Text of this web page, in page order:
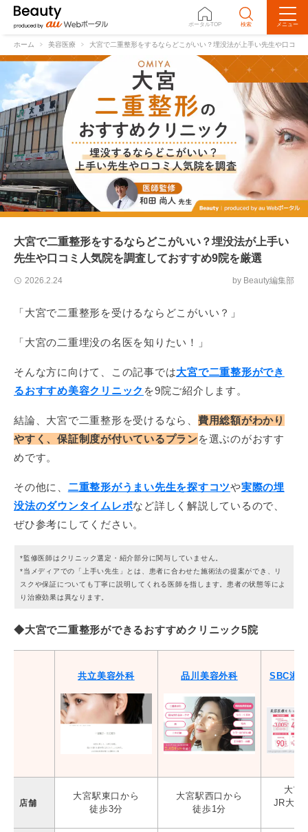
ポータルTOP 検索 メニュー
ホーム 美容医療 大宮で二重整形をするならどこがいい？埋没法が上手い先生や口コミ
大宮で二重整形をするならどこがいい？埋没法が上手い
先生や口コミ人気院を調査しておすすめ9院を厳選
2026.2.24 by Beauty編集部
「大宮で二重整形を受けるならどこがいい？」
「大宮の二重埋没の名医を知りたい！」
そんな方に向けて、この記事では大宮で二重整形ができ
るおすすめ美容クリニック を9院ご紹介します。
結論、大宮で二重整形を受けるなら、 費用総額がわかり
やすく、保証制度が付いているプランを選ぶのがおすす
めです。
その他に、 二重整形がうまい先生を探すコツや実際の埋
没法のダウンタイムレポなど詳しく解説しているので、
ぜひ参考にしてください。
*監修医師はクリニック選定・紹介部分に関与していません。
*当メディアでの「上手い先生」とは、患者に合わせた施術法の提案ができ、リ
スクや保証についても丁寧に説明してくれる医師を指します。患者の状態等によ
り治療効果は異なります。
◆大宮で二重整形ができるおすすめクリニック5院
共立美容外科 品川美容外科
SBC湘
店舗
大宮駅東口から
徒歩3分
大宮駅西口から
徒歩1分
大宮
JR大宮